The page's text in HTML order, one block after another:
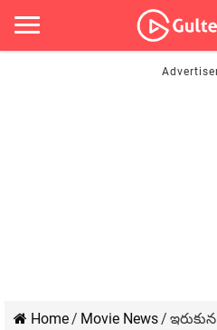
Home/ Movie News/